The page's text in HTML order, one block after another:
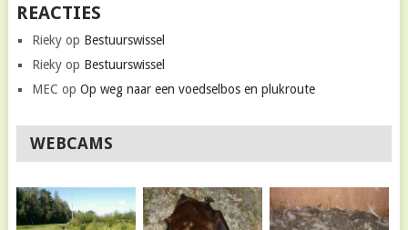
REACTIES
Riekyop Bestuurswissel
Riekyop Bestuurswissel
MEC op Op weg naar een voedselbos en plukroute
WEBCAMS